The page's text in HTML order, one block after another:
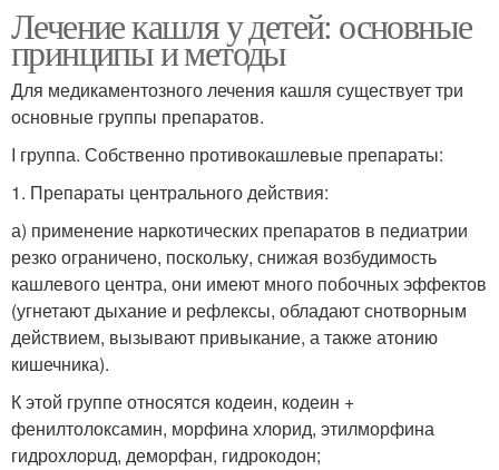
Лечение кашля у детей: основные
принципы и методы
Для медикаментозного лечения кашля существует три
основные группы препаратов.
I группа. Собственно противокашлевые препараты:
1. Препараты центрального действия:
а) применение наркотических препаратов в педиатрии
резко ограничено, поскольку, снижая возбудимость
кашлевого центра, они имеют много побочных эффектов
(угнетают дыхание и рефлексы, обладают снотворным
действием, вызывают привыкание, а также атонию
кишечника).
К этой группе относятся кодеин, кодеин +
фенилтолоксамин, морфина хлорид, этилморфина
гидроxлopuд, деморфан, гидрокодон;